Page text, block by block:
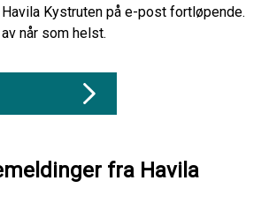
Kystruten på e-post fortløpende.
når som helst.
fra Havila